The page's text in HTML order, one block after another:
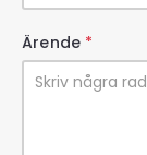
Ärende *